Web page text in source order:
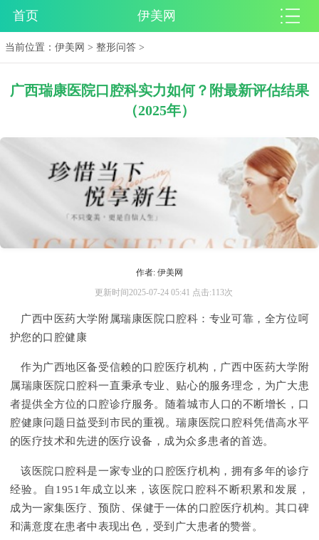
首页 伊美网
当前位置：伊美网 >整形问答 >
广西瑞康医院口腔科实力如何？附最新评估结果
（2025年）
作者: 伊美网
更新时间2025-07-24 05:41 点击:113次
广西中医药大学附属瑞康医院口腔科：专业可靠，全方位呵
护您的口腔健康
作为广西地区备受信赖的口腔医疗机构，广西中医药大学附
属瑞康医院口腔科一直秉承专业、贴心的服务理念，为广大患
者提供全方位的口腔诊疗服务。随着城市人口的不断增长，口
腔健康问题日益受到市民的重视。瑞康医院口腔科凭借高水平
的医疗技术和先进的医疗设备，成为众多患者的首选。
该医院口腔科是一家专业的口腔医疗机构，拥有多年的诊疗
经验。自1951年成立以来，该医院口腔科不断积累和发展，
成为一家集医疗、预防、保健于一体的口腔医疗机构。其口碑
和满意度在患者中表现出色，受到广大患者的赞誉。